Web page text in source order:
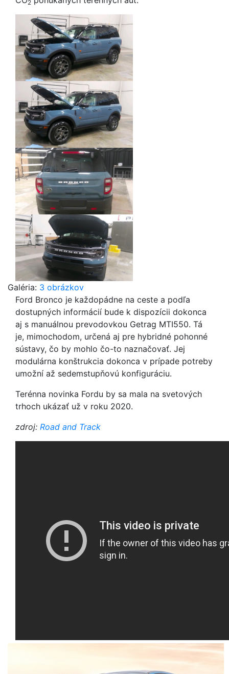
2
Galéria: 3 obrázkov
Ford Bronco je každopádne na ceste a podľa
dostupných informácií bude k dispozícii dokonca
aj s manuálnou prevodovkou Getrag MTI550. Tá
je, mimochodom, určená aj pre hybridné pohonné
sústavy, čo by mohlo čo-to naznačovať. Jej
modulárna konštrukcia dokonca v prípade potreby
umožní až sedemstupňovú konfiguráciu.
Terénna novinka Fordu by sa mala na svetových
trhoch ukázať už v roku 2020.
zdroj: Road and Track